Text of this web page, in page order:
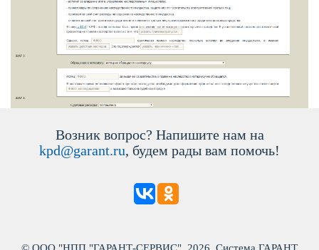
озник вопрос? Напишите нам на
kpd@garant.ru, будем рады вам помочь!